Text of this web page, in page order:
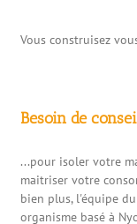
Vous construisez
Besoin de
...pour isoler votre
maitriser votre
bien plus, l'équipe
organisme basé à